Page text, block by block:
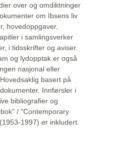
over og omdiktninger
om Ibsens liv
hovedoppgaver,
i samlingsverker
i tidsskrifter og aviser.
og lydopptak er også
nasjonal eller
basert på
Innførsler i
bibliografier og
/ "Contemporary
1997) er inkludert.